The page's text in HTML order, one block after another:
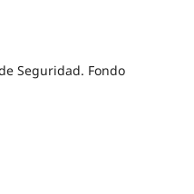
Seguridad. Fondo